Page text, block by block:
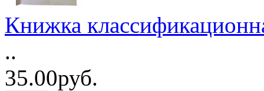
Книжка
..
35.00руб.